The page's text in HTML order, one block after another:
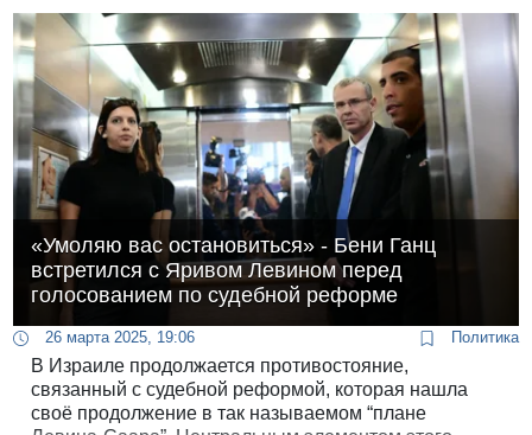
«Умоляю вас остановиться» - Бени Ганц
встретился с Яривом Левином перед
голосованием по судебной реформе
26 марта 2025, 19:06 Политика
В Израиле продолжается противостояние,
связанный с судебной реформой, которая нашла
своё продолжение в так называемом “плане